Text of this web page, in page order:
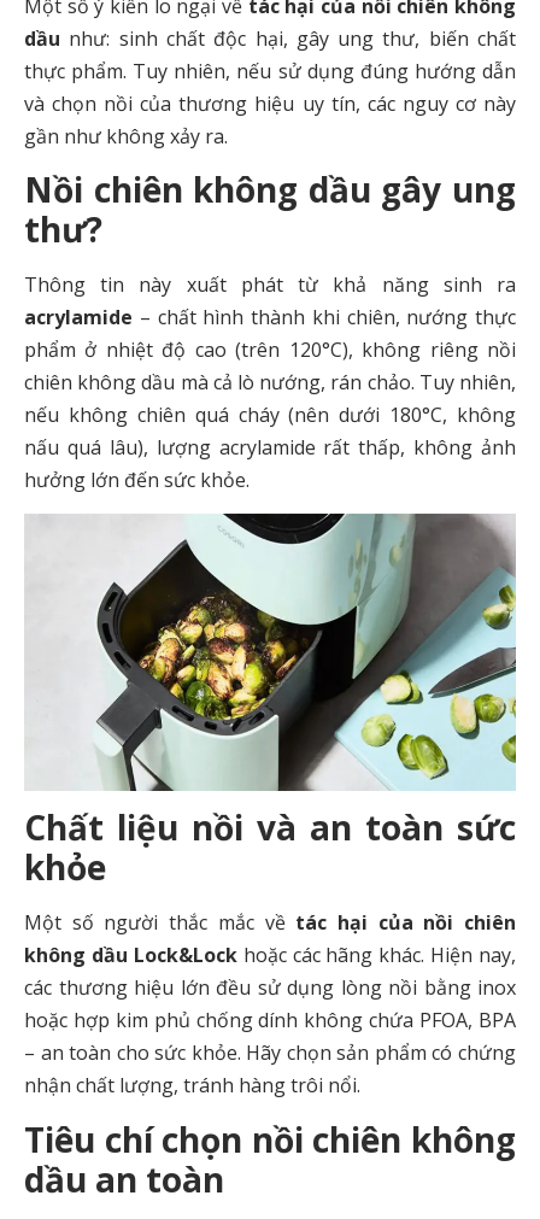
Một số ý kiến lo ngại về tác hại của nồi chiên không
dầu như: sinh chất độc hại, gây ung thư, biến chất
thực phẩm. Tuy nhiên, nếu sử dụng đúng hướng dẫn
và chọn nồi của thương hiệu uy tín, các nguy cơ này
gần như không xảy ra.
Nồi chiên không dầu gây ung
thư?
Thông tin này xuất phát từ khả năng sinh ra
acrylamide – chất hình thành khi chiên, nướng thực
phẩm ở nhiệt độ cao (trên 120°C), không riêng nồi
chiên không dầu mà cả lò nướng, rán chảo. Tuy nhiên,
nếu không chiên quá cháy (nên dưới 180°C, không
nấu quá lâu), lượng acrylamide rất thấp, không ảnh
hưởng lớn đến sức khỏe.
Chất liệu nồi và an toàn sức
khỏe
Một số người thắc mắc về tác hại của nồi chiên
không dầu Lock&Lockhoặc các hãng khác. Hiện nay,
các thương hiệu lớn đều sử dụng lòng nồi bằng inox
hoặc hợp kim phủ chống dính không chứa PFOA, BPA
– an toàn cho sức khỏe. Hãy chọn sản phẩm có chứng
nhận chất lượng, tránh hàng trôi nổi.
Tiêu chí chọn nồi chiên không
dầu an toàn